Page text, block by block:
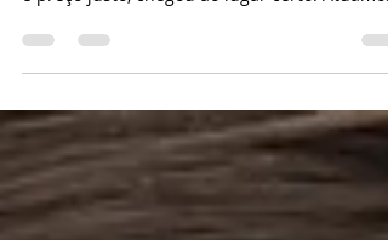
e preço justo, chegou ao lugar certo. Atuamos
com desentupimento de esgoto, pia, vaso
profissionais para resolver o problema sem
quebra-quebra. Nossa equipe é especializada
e atende emergências 24 horas em Paulínia e
região, garantindo agilidade no atendimento e
solução definitiva para o entupimento. Evite